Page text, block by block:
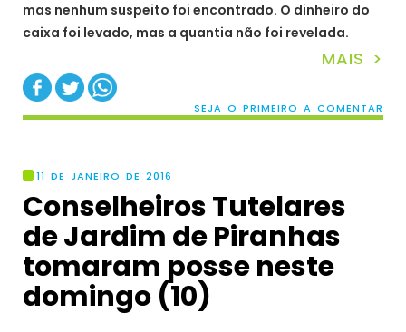
mas nenhum suspeito foi encontrado. O dinheiro do
caixa foi levado, mas a quantia não foi revelada.
MAIS >
SEJA O PRIMEIRO A COMENTAR
11 DE JANEIRO DE 2016
Conselheiros Tutelares
de Jardim de Piranhas
tomaram posse neste